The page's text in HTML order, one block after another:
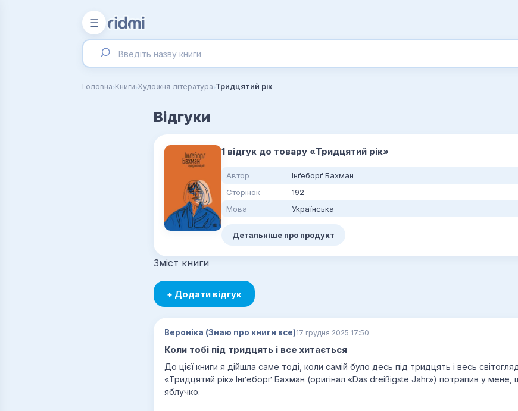
☰
Головна›Книги›Художня література›Тридцятий рік
Відгуки
1 відгук до товару «Тридцятий рік»
Автор
Інґеборґ Бахман
Сторінок
192
Мова
Українська
Детальніше про продукт
Зміст книги
+ Додати відгук
Вероніка (Знаю про книги все)17 грудня 2025 17:50
Коли тобі під тридцять і все хитається
До цієї книги я дійшла саме тоді, коли самій було десь під тридцять і весь
«Тридцятий рік» Інґеборґ Бахман (оригінал «Das dreißigste Jahr») потрапив у мене,
яблучко.